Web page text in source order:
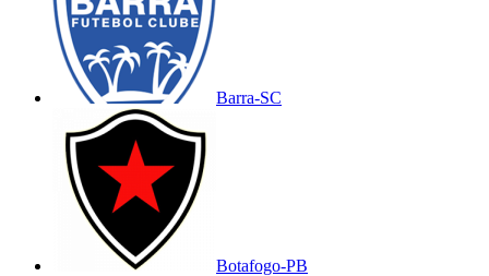
Barra-SC
Botafogo-PB